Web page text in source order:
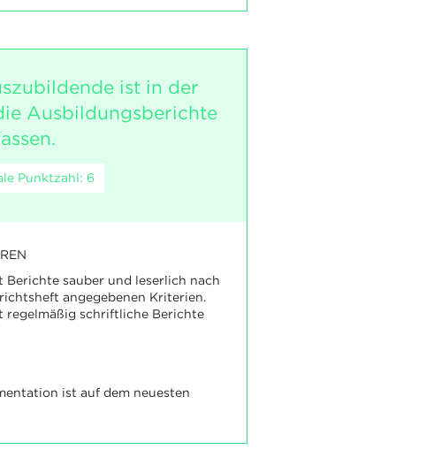
ist in der
Ausbildungsberichte
Punktzahl: 6
Berichte sauber und leserlich nach
angegebenen Kriterien.
regelmäßig schriftliche Berichte
ist auf dem neuesten